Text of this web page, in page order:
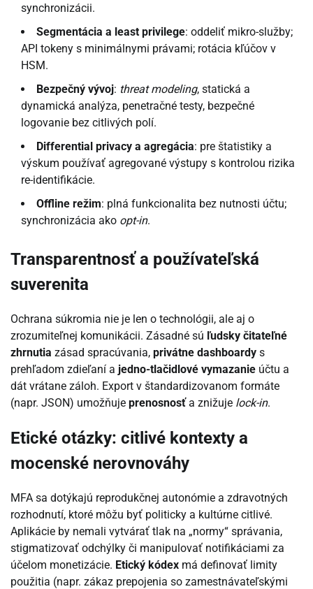
synchronizácii.
Segmentácia a least privilege: oddeliť mikro-služby;
API tokeny s minimálnymi právami; rotácia kľúčov v
HSM.
Bezpečný vývoj: threat modeling, statická a
dynamická analýza, penetračné testy, bezpečné
logovanie bez citlivých polí.
Differential privacy a agregácia: pre štatistiky a
výskum používať agregované výstupy s kontrolou rizika
re-identifikácie.
Offline režim: plná funkcionalita bez nutnosti účtu;
synchronizácia ako opt-in.
Transparentnosť a používateľská
suverenita
Ochrana súkromia nie je len o technológii, ale aj o
zrozumiteľnej komunikácii. Zásadné sú ľudsky čitateľné
zhrnutia zásad spracúvania, privátne dashboardy s
prehľadom zdieľaní a jedno-tlačidlové vymazanie účtu a
dát vrátane záloh. Export v štandardizovanom formáte
(napr. JSON) umožňuje prenosnosťa znižuje lock-in.
Etické otázky: citlivé kontexty a
mocenské nerovnováhy
MFA sa dotýkajú reprodukčnej autonómie a zdravotných
rozhodnutí, ktoré môžu byť politicky a kultúrne citlivé.
Aplikácie by nemali vytvárať tlak na „normy“ správania,
stigmatizovať odchýlky či manipulovať notifikáciami za
účelom monetizácie. Etický kódex má definovať limity
použitia (napr. zákaz prepojenia so zamestnávateľskými